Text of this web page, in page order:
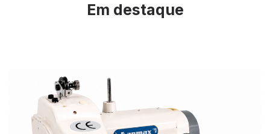
Em destaque